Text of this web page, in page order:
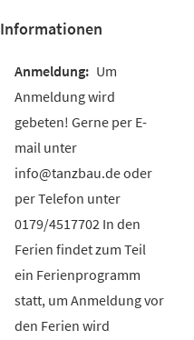
Informationen
Um
Anmeldung wird
gebeten! Gerne per E-
mail unter
info@tanzbau.de oder
per Telefon unter
0179/4517702 In den
Ferien findet zum Teil
ein Ferienprogramm
statt, um Anmeldung vor
den Ferien wird